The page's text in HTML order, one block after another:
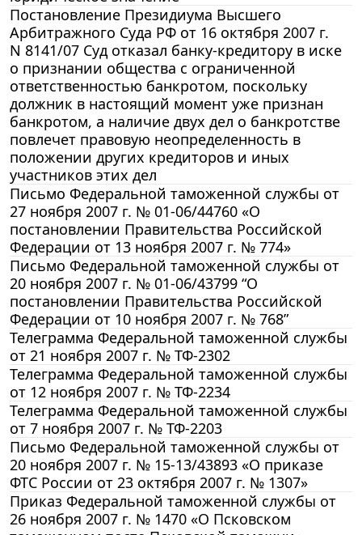
Постановление Президиума Высшего
Арбитражного Суда РФ от 16 октября 2007 г.
N 8141/07 Суд отказал банку-кредитору в иске
о признании общества с ограниченной
ответственностью банкротом, поскольку
должник в настоящий момент уже признан
банкротом, а наличие двух дел о банкротстве
повлечет правовую неопределенность в
положении других кредиторов и иных
участников этих дел
Письмо Федеральной таможенной службы от
27 ноября 2007 г. № 01-06/44760 «О
постановлении Правительства Российской
Федерации от 13 ноября 2007 г. № 774»
Письмо Федеральной таможенной службы от
20 ноября 2007 г. № 01-06/43799 “О
постановлении Правительства Российской
Федерации от 10 ноября 2007 г. № 768”
Телеграмма Федеральной таможенной службы
от 21 ноября 2007 г. № ТФ-2302
Телеграмма Федеральной таможенной службы
от 12 ноября 2007 г. № ТФ-2234
Телеграмма Федеральной таможенной службы
от 7 ноября 2007 г. № ТФ-2203
Письмо Федеральной таможенной службы от
20 ноября 2007 г. № 15-13/43893 «О приказе
ФТС России от 23 октября 2007 г. № 1307»
Приказ Федеральной таможенной службы от
26 ноября 2007 г. № 1470 «О Псковском